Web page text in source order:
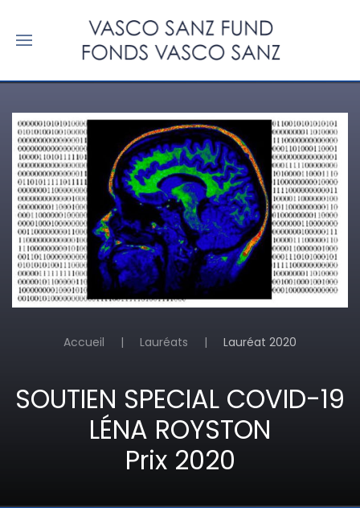
Accueil Lauréats Lauréat 2020
SOUTIEN SPECIAL COVID-19
LÉNA ROYSTON
Prix 2020